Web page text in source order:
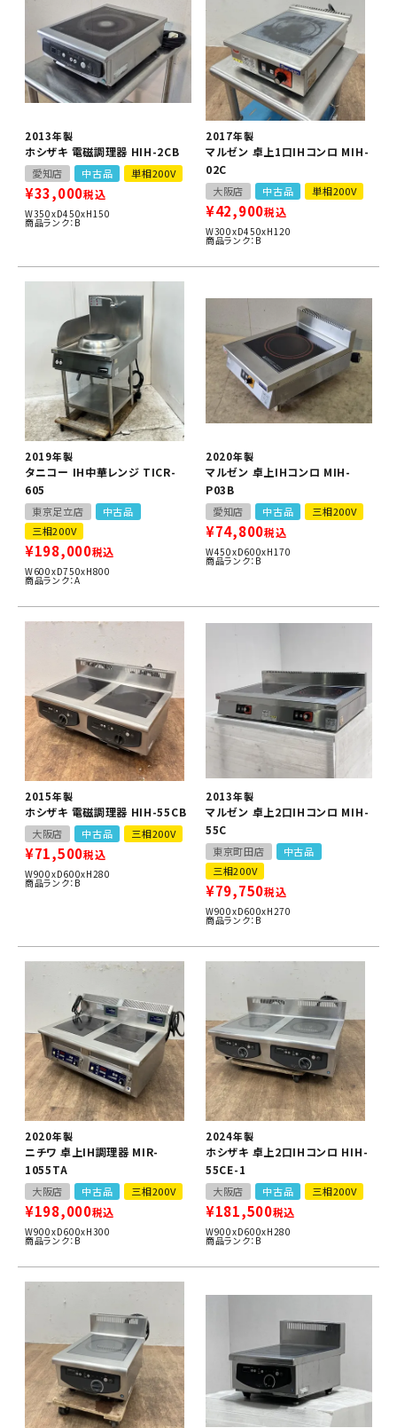
2013年製
ホシザキ 電磁調理器 HIH-2CB
愛知店 中古品 単相200V
¥33,000税込
W350xD450xH150
商品ランク：B
2017年製
マルゼン 卓上1口IHコンロ MIH-
02C
大阪店 中古品 単相200V
¥42,900税込
W300xD450xH120
商品ランク：B
2019年製
タニコー IH中華レンジ TICR-
605
東京足立店
中古品
三相200V
¥198,000税込
W600xD750xH800
商品ランク：A
2020年製
マルゼン 卓上IHコンロ MIH-
P03B
愛知店 中古品 三相200V
¥74,800税込
W450xD600xH170
商品ランク：B
2015年製
ホシザキ 電磁調理器 HIH-55CB
大阪店 中古品 三相200V
¥71,500税込
W900xD600xH280
商品ランク：B
2013年製
マルゼン 卓上2口IHコンロ MIH-
55C
東京町田店
中古品
三相200V
¥79,750税込
W900xD600xH270
商品ランク：B
2020年製
ニチワ 卓上IH調理器 MIR-
1055TA
大阪店 中古品 三相200V
¥198,000税込
W900xD600xH300
商品ランク：B
2024年製
ホシザキ 卓上2口IHコンロ HIH-
55CE-1
大阪店 中古品 三相200V
¥181,500税込
W900xD600xH280
商品ランク：B